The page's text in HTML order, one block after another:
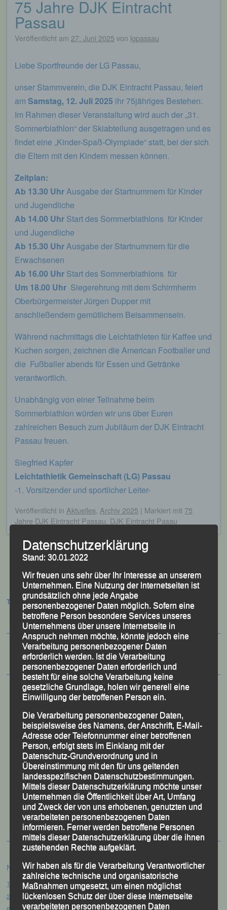
Beitragsnavigation
75 Jahre DJK Eintracht
Passau
Veröffentlicht am 27. Juni 2025 von lgpassau
Liebe Sportfreunde der LG Passau,
unser Stammverein, die DJK Eintracht Passau, feiert
am Samstag, 12. Juli 2025 ihr 75jähriges Bestehen.
Im Rahmen dieser Veranstaltung wird auch der „31.
Sommerbiathlon“ der Skiabteilung ausgetragen und es
findet eine „Kinder-Spaß-Olympiade“ statt, bei der sich
die Eltern mit den Kindern messen können.
Zeitplan:
Ab 13.30 UhrAusgabe der Startnummern für Kinder
und Jugendliche
Ab 14.00 Uhr Start des Sommerbiathlons für Kinder
und Jugendliche
Ab 15.30 UhrAusgabe der Startnummern für die
Erwachsenen
Ab 16.00 Uhr Start des Sommerbiathlons für
Um 18.00 Uhr Siegerehrung mit dem Schirmherrn
Oberbürgermeister Jürgen Dupper mit
anschließendem gemütlichem Beisammensein.
Während nachmittags die Leichtathleten für Kaffee und
Kuchen sorgen, zeichnen die American Footballer und
die Fußballer abends für Essen und Getränke
verantwortlich.
Unabhängig von einer Teilnahme beim
Sommerbiathlon würden wir uns über Euren
zahlreichen Besuch zum Jubiläum der DJK Eintracht
Passau freuen.
Siegfried Kapfer
Leichtathletik Gemeinschaft (LG) Passau
-1. Vorsitzender und sportlicher Leiter-
Veröffentlicht in Aktuelles Archiv 2025 | Markiert mit 75
Jahre DJK Eintracht Passau DJK Eintracht Pasau
Beitragsnavigation
Termine:
50 Jahre LG Passau
Festzschrift
Neueste Beiträge
15. Pörndorfer Sommernachtslauf – Pörndorf, 01.08.2026
20. Goldener Steig-Lauf – Stozec/Tusset, 01.08.2026
Datenschutzerklärung
Stand: 30.01.2022
Wir freuen uns sehr über Ihr Interesse an unserem
Unternehmen. Eine Nutzung der Internetseiten ist
grundsätzlich ohne jede Angabe
personenbezogener Daten möglich. Sofern eine
betroffene Person besondere Services unseres
Unternehmens über unsere Internetseite in
Anspruch nehmen möchte, könnte jedoch eine
Verarbeitung personenbezogener Daten
erforderlich werden. Ist die Verarbeitung
personenbezogener Daten erforderlich und
besteht für eine solche Verarbeitung keine
gesetzliche Grundlage, holen wir generell eine
Einwilligung der betroffenen Person ein.
Die Verarbeitung personenbezogener Daten,
beispielsweise des Namens, der Anschrift, E-Mail-
Adresse oder Telefonnummer einer betroffenen
Person, erfolgt stets im Einklang mit der
Datenschutz-Grundverordnung und in
Übereinstimmung mit den für uns geltenden
landesspezifischen Datenschutzbestimmungen.
Mittels dieser Datenschutzerklärung möchte unser
Unternehmen die Öffentlichkeit über Art, Umfang
und Zweck der von uns erhobenen, genutzten und
verarbeiteten personenbezogenen Daten
informieren. Ferner werden betroffene Personen
mittels dieser Datenschutzerklärung über die ihnen
zustehenden Rechte aufgeklärt.
Wir haben als für die Verarbeitung Verantwortlicher
zahlreiche technische und organisatorische
Maßnahmen umgesetzt, um einen möglichst
lückenlosen Schutz der über diese Internetseite
verarbeiteten personenbezogenen Daten